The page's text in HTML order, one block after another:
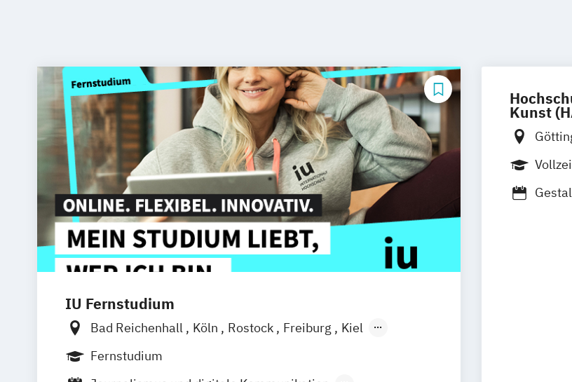
IU Fernstudium
Bad Reichenhall Köln Rostock Freiburg
Kiel
Frankfurt am Main
Fernstudium
Kunst